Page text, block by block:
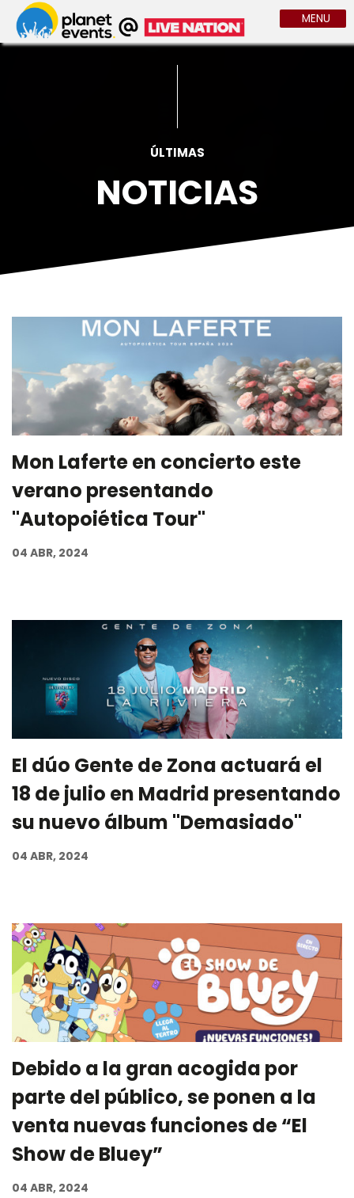
MENU
ÚLTIMAS
NOTICIAS
Mon Laferte en concierto este
verano presentando
"Autopoiética Tour"
04 ABR, 2024
El dúo Gente de Zona actuará el
18 de julio en Madrid presentando
su nuevo álbum "Demasiado"
04 ABR, 2024
Debido a la gran acogida por
parte del público, se ponen a la
venta nuevas funciones de “El
Show de Bluey”
04 ABR, 2024